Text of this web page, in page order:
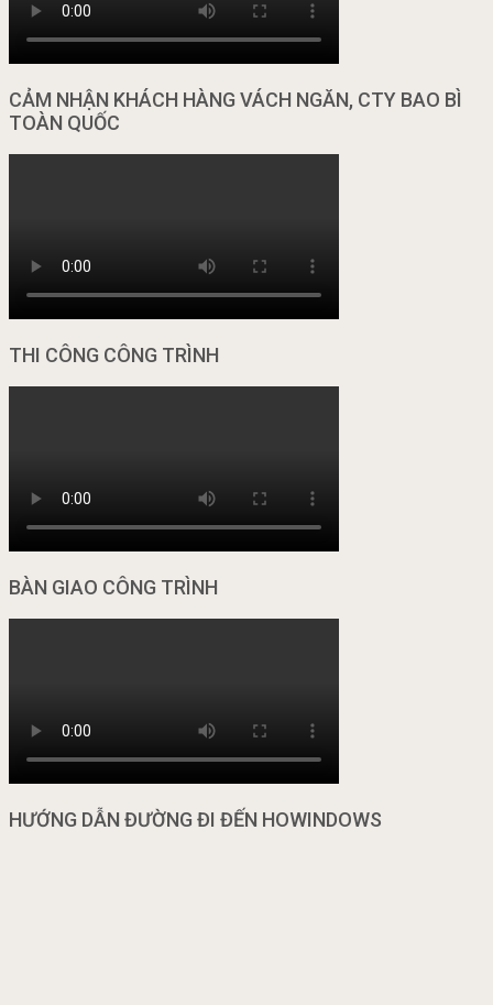
CẢM NHẬN KHÁCH HÀNG VÁCH NGĂN, CTY BAO BÌ
TOÀN QUỐC
THI CÔNG CÔNG TRÌNH
BÀN GIAO CÔNG TRÌNH
HƯỚNG DẪN ĐƯỜNG ĐI ĐẾN HOWINDOWS